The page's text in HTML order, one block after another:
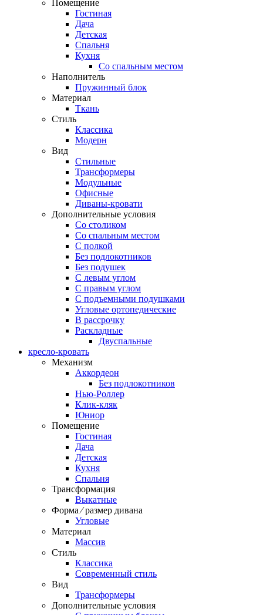
Помещение
Гостиная
Дача
Детская
Спальня
Кухня
Со спальным местом
Наполнитель
Пружинный блок
Материал
Ткань
Стиль
Классика
Модерн
Вид
Стильные
Трансформеры
Модульные
Офисные
Диваны-кровати
Дополнительные условия
Со столиком
Со спальным местом
С полкой
Без подлокотников
Без подушек
C левым углом
C правым углом
С подъемными подушками
Угловые ортопедические
В рассрочку
Раскладные
Двуспальные
кресло-кровать
Механизм
Аккордеон
Без подлокотников
Нью-Роллер
Клик-кляк
Юниор
Помещение
Гостиная
Дача
Детская
Кухня
Спальня
Трансформация
Выкатные
Форма ⁄ размер дивана
Угловые
Материал
Массив
Стиль
Классика
Современный стиль
Вид
Трансформеры
Дополнительные условия